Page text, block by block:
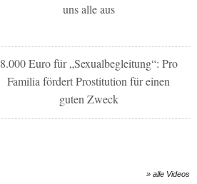
uns alle aus
8.000 Euro für „Sexualbegleitung“: Pro
Familia fördert Prostitution für einen
guten Zweck
» alle Videos